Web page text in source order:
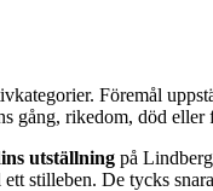
Föremål
gång, rikedom, död eller
utställning på
stilleben. De tycks